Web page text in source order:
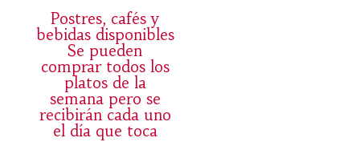
Postres, cafés y
bebidas disponibles
Se pueden
comprar todos los
platos de la
semana pero se
recibirán cada uno
el día que toca